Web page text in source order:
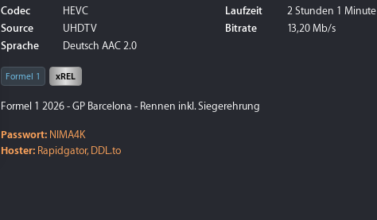
Codec
HEVC
Source
UHDTV
Sprache
Deutsch AAC 2.0
Laufzeit
2 Stunden 1 Minute
Bitrate
13,20 Mb/s
Formel 1 xREL
Formel 1 2026 - GP Barcelona - Rennen inkl. Siegerehrung
Passwort: NIMA4K
Hoster: Rapidgator, DDL.to